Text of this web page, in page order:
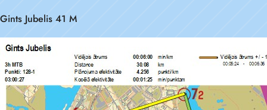
Gints Jubelis 41 M